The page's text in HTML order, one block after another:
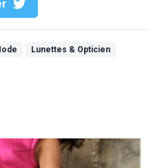
Lunettes & Opticien
bien de chez nous »